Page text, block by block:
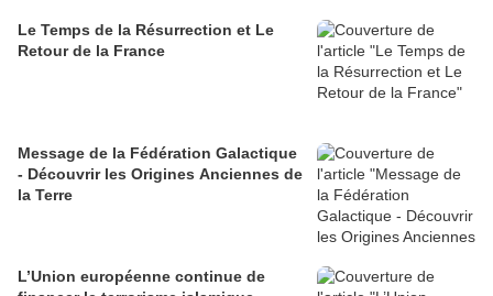
Le Temps de la Résurrection et Le
Retour de la France
Message de la Fédération Galactique
- Découvrir les Origines Anciennes de
la Terre
L’Union européenne continue de